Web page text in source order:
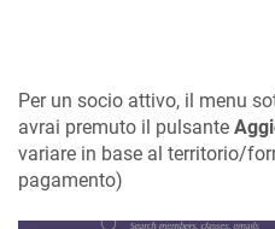
Per un socio attivo, il menu
avrai premuto il pulsante
variare in base al territorio/
pagamento)